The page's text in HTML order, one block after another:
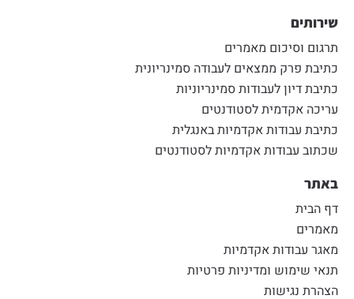
שירותים
תרגום וסיכום מאמרים
כתיבת פרק ממצאים לעבודה סמינריונית
כתיבת דיון לעבודות סמינריוניות
עריכה אקדמית לסטודנטים
כתיבת עבודות אקדמיות באנגלית
שכתוב עבודות אקדמיות לסטודנטים
באתר
דף הבית
מאמרים
מאגר עבודות אקדמיות
תנאי שימוש ומדיניות פרטיות
הצהרת נגישות